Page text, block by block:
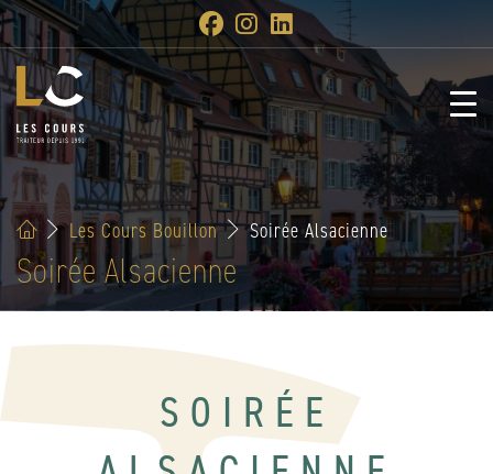
Les Cours Bouillon Soirée Alsacienne
Soirée Alsacienne
SOIRÉE